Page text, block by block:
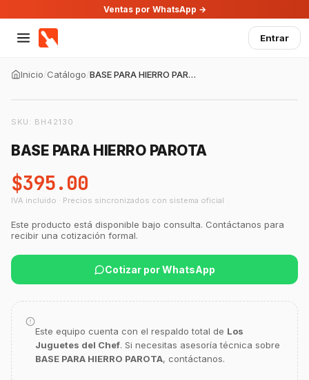
Ventas por WhatsApp →
Entrar
Inicio/Catálogo/ BASE PARA HIERRO PAROTA
SKU: BH42130
BASE PARA HIERRO PAROTA
$395.00
IVA incluido · Precios sincronizados con sistema oficial
Este producto está disponible bajo consulta. Contáctanos para
recibir una cotización formal.
Cotizar por WhatsApp
Este equipo cuenta con el respaldo total de Los
Juguetes del Chef. Si necesitas asesoría técnica sobre
BASE PARA HIERRO PAROTA, contáctanos.
Asesor Chef Online
¡Hola Chef! 🍳 Soy GastroBot, tu asesor
de cocina profesional de GastroArt.
¿En qué te puedo apoyar hoy con tu
Buscar estufas industriales
Ver uniformes y filipinas